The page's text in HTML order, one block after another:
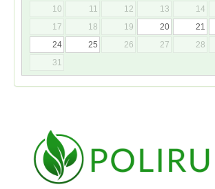
10
11 12 13 14
17
18 19 20 21
24
25 26 27 28
31